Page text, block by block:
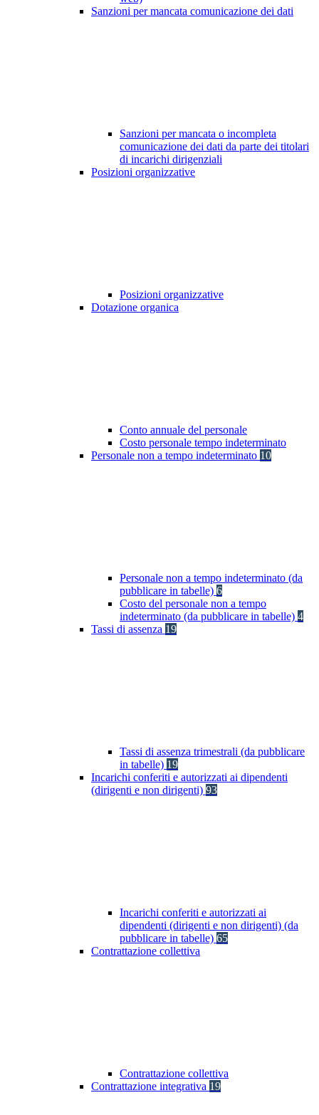
Sanzioni per mancata comunicazione dei dati
Sanzioni per mancata o incompleta
comunicazione dei dati da parte dei titolari
di incarichi dirigenziali
Posizioni organizzative
Posizioni organizzative
Dotazione organica
Conto annuale del personale
Costo personale tempo indeterminato
Personale non a tempo indeterminato 10
Personale non a tempo indeterminato (da
pubblicare in tabelle) 6
Costo del personale non a tempo
indeterminato (da pubblicare in tabelle) 4
Tassi di assenza 19
Tassi di assenza trimestrali (da pubblicare
in tabelle) 19
Incarichi conferiti e autorizzati ai dipendenti
(dirigenti e non dirigenti) 93
Incarichi conferiti e autorizzati ai
dipendenti (dirigenti e non dirigenti) (da
pubblicare in tabelle) 65
Contrattazione collettiva
Contrattazione collettiva
Contrattazione integrativa 19